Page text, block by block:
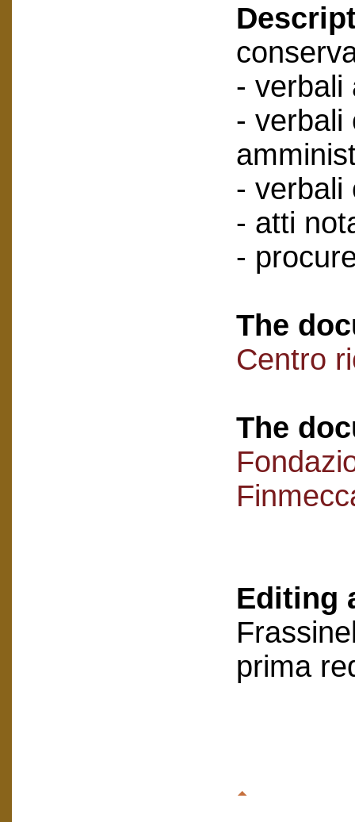
- verbali
- verbali
- verbali
- atti
-
The
Centro
The
Editing
prima